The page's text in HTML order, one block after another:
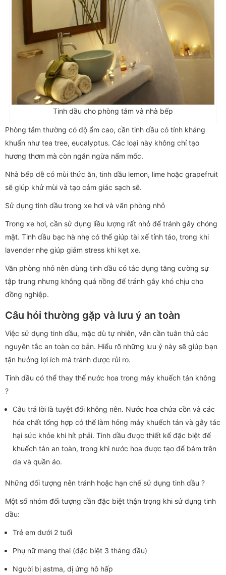
Tinh dầu cho phòng tắm và nhà bếp
Phòng tắm thường có độ ẩm cao, cần tinh dầu có tính kháng
khuẩn như tea tree, eucalyptus. Các loại này không chỉ tạo
hương thơm mà còn ngăn ngừa nấm mốc.
Nhà bếp dễ có mùi thức ăn, tinh dầu lemon, lime hoặc grapefruit
sẽ giúp khử mùi và tạo cảm giác sạch sẽ.
Sử dụng tinh dầu trong xe hơi và văn phòng nhỏ
Trong xe hơi, cần sử dụng liều lượng rất nhỏ để tránh gây chóng
mặt. Tinh dầu bạc hà nhẹ có thể giúp tài xế tỉnh táo, trong khi
lavender nhẹ giúp giảm stress khi kẹt xe.
Văn phòng nhỏ nên dùng tinh dầu có tác dụng tăng cường sự
tập trung nhưng không quá nồng để tránh gây khó chịu cho
đồng nghiệp.
Câu hỏi thường gặp và lưu ý an toàn
Việc sử dụng tinh dầu, mặc dù tự nhiên, vẫn cần tuân thủ các
nguyên tắc an toàn cơ bản. Hiểu rõ những lưu ý này sẽ giúp bạn
tận hưởng lợi ích mà tránh được rủi ro.
Tinh dầu có thể thay thế nước hoa trong máy khuếch tán không
?
Câu trả lời là tuyệt đối không nên. Nước hoa chứa cồn và các
hóa chất tổng hợp có thể làm hỏng máy khuếch tán và gây tác
hại sức khỏe khi hít phải. Tinh dầu được thiết kế đặc biệt để
khuếch tán an toàn, trong khi nước hoa được tạo để bám trên
da và quần áo.
Những đối tượng nên tránh hoặc hạn chế sử dụng tinh dầu ?
Một số nhóm đối tượng cần đặc biệt thận trọng khi sử dụng tinh
dầu:
Trẻ em dưới 2 tuổi
Phụ nữ mang thai (đặc biệt 3 tháng đầu)
Người bị astma, dị ứng hô hấp